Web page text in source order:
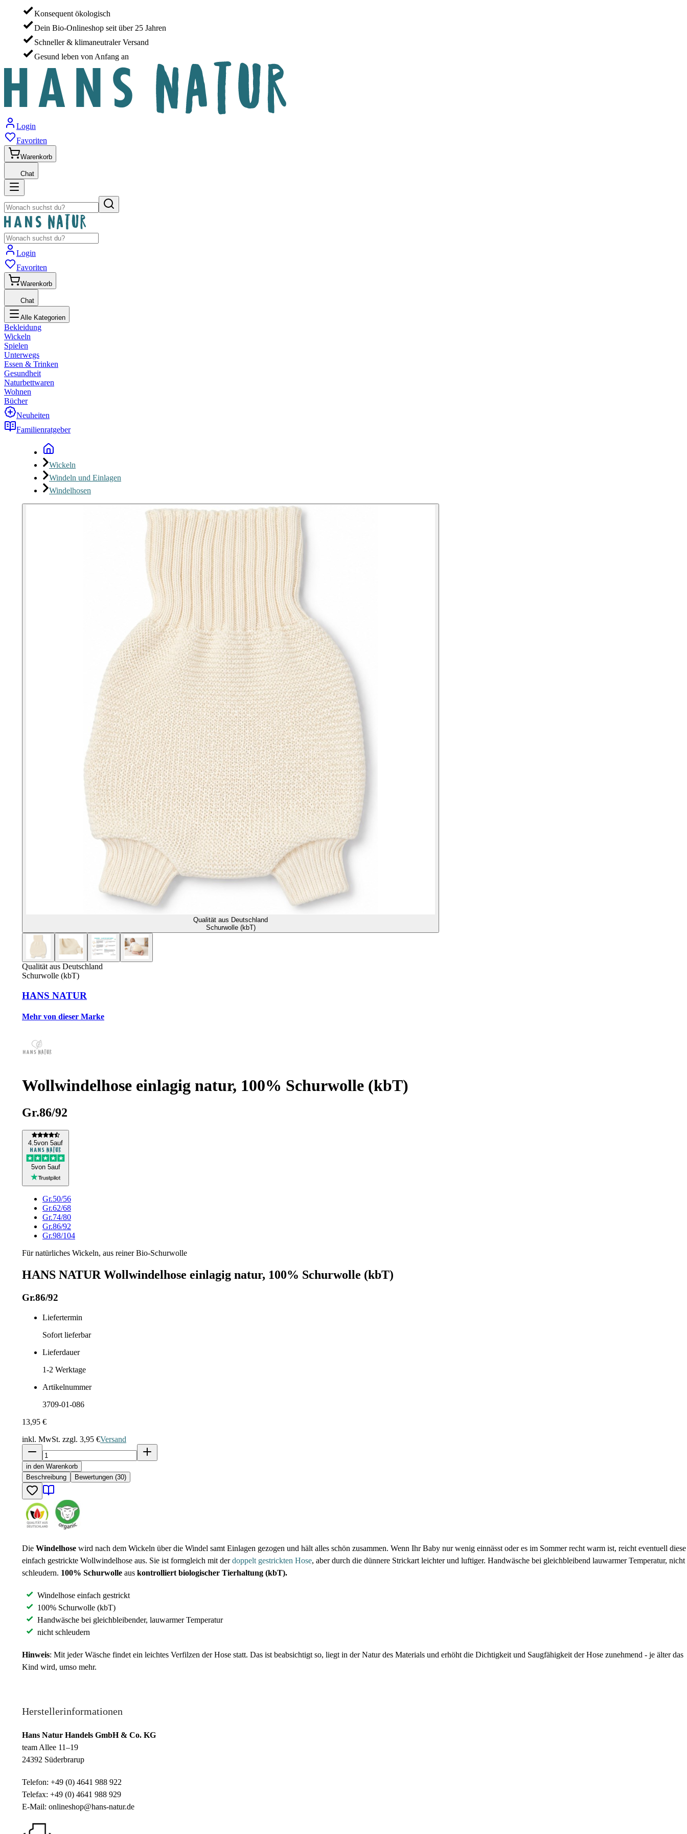
Konsequent ökologisch
Dein Bio-Onlineshop seit über 25 Jahren
Schneller & klimaneutraler Versand
Gesund leben von Anfang an
Login
Favoriten
Warenkorb
Chat
Login
Favoriten
Warenkorb
Chat
Alle Kategorien
Bekleidung
Wickeln
Spielen
Unterwegs
Essen & Trinken
Gesundheit
Naturbettwaren
Wohnen
Bücher
Neuheiten
Familienratgeber
Wickeln
Windeln und Einlagen
Windelhosen
Qualität aus Deutschland
Schurwolle (kbT)
Qualität aus Deutschland
Schurwolle (kbT)
HANS NATUR
Mehr von dieser Marke
Wollwindelhose einlagig natur, 100% Schurwolle (kbT)
Gr.86/92
4.5von 5auf
5von 5auf
Gr.50/56
Gr.62/68
Gr.74/80
Gr.86/92
Gr.98/104
Für natürliches Wickeln, aus reiner Bio-Schurwolle
HANS NATUR Wollwindelhose einlagig natur, 100% Schurwolle (kbT)
Gr.86/92
Liefertermin
Sofort lieferbar
Lieferdauer
1-2 Werktage
Artikelnummer
3709-01-086
13,95 €
inkl. MwSt. zzgl. 3,95 €Versand
in den Warenkorb
Beschreibung
Bewertungen (30)
Die Windelhose wird nach dem Wickeln über die Windel samt Einlagen gezogen und hält alles schön zusammen. Wenn Ihr Baby nur wenig einnässt oder es im Sommer recht warm ist, reicht eventuell diese
einfach gestrickte Wollwindelhose aus. Sie ist formgleich mit derdoppelt gestrickten Hose, aber durch die dünnere Strickart leichter und luftiger. Handwäsche bei gleichbleibend lauwarmer Temperatur, nicht
schleudern. 100% Schurwolle aus kontrolliert biologischer Tierhaltung (kbT).
Windelhose einfach gestrickt
100% Schurwolle (kbT)
Handwäsche bei gleichbleibender, lauwarmer Temperatur
nicht schleudern
Hinweis: Mit jeder Wäsche findet ein leichtes Verfilzen der Hose statt. Das ist beabsichtigt so, liegt in der Natur des Materials und erhöht die Dichtigkeit und Saugfähigkeit der Hose zunehmend - je älter das
Kind wird, umso mehr.
Herstellerinformationen
Hans Natur Handels GmbH & Co. KG
team Allee 11–19
24392 Süderbrarup
Telefon: +49 (0) 4641 988 922
Telefax: +49 (0) 4641 988 929
E-Mail: onlineshop@hans-natur.de